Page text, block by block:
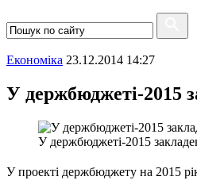
Економіка 23.12.2014 14:27
У держбюджеті-2015
У держбюджеті-2015
У проекті держбюджету на 2015